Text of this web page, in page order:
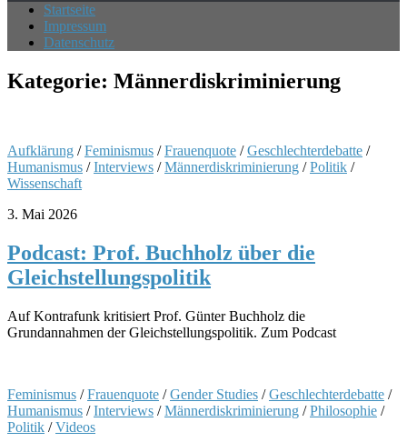
Startseite
Impressum
Datenschutz
Kategorie: Männerdiskriminierung
Aufklärung /Feminismus /Frauenquote /Geschlechterdebatte /
Humanismus /Interviews /Männerdiskriminierung /Politik /
Wissenschaft
3. Mai 2026
Podcast: Prof. Buchholz über die
Gleichstellungspolitik
Auf Kontrafunk kritisiert Prof. Günter Buchholz die
Grundannahmen der Gleichstellungspolitik. Zum Podcast
Feminismus /Frauenquote /Gender Studies /Geschlechterdebatte /
Humanismus /Interviews /Männerdiskriminierung /Philosophie /
Politik /Videos